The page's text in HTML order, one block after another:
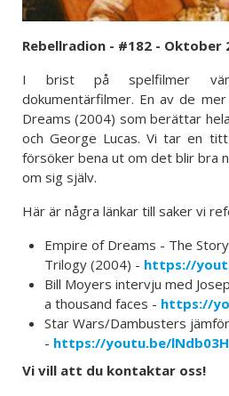
Rebellradion - #182 - Oktober
I brist på spelfilmer
dokumentärfilmer. En av de
Dreams (2004) som berättar
och George Lucas. Vi tar en
försöker bena ut om det blir bra
om sig själv.
Här är några länkar till saker vi
Empire of Dreams - The
Trilogy (2004) - https://
Bill Moyers intervju med
a thousand faces - https://
Star Wars/Dambusters
- https://youtu.be/
Vi vill att du kontaktar oss!